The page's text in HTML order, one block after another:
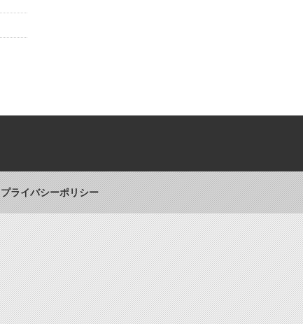
プライバシーポリシー
Back to top